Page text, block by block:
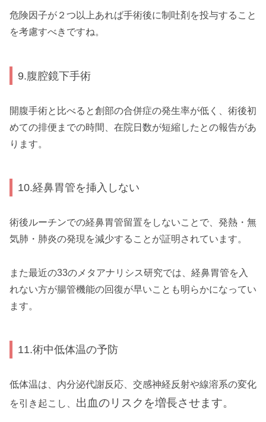
危険因子が２つ以上あれば手術後に制吐剤を投与すること
を考慮すべきですね。
9.腹腔鏡下手術
開腹手術と比べると創部の合併症の発生率が低く、術後初
めての排便までの時間、在院日数が短縮したとの報告があ
ります。
10.経鼻胃管を挿入しない
術後ルーチンでの経鼻胃管留置をしないことで、発熱・無
気肺・肺炎の発現を減少することが証明されています。
また最近の33のメタアナリシス研究では、経鼻胃管を入
れない方が腸管機能の回復が早いことも明らかになってい
ます。
11.術中低体温の予防
低体温は、内分泌代謝反応、交感神経反射や線溶系の変化
を引き起こし、 出血のリスクを増長させます。